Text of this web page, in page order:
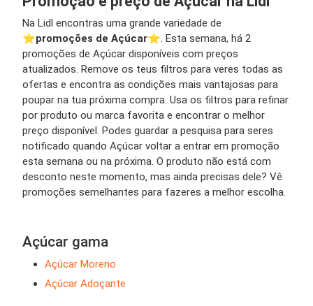
Na Lidl encontras uma grande variedade de
⭐️promoções de Açúcar⭐️. Esta semana, há 2
promoções de Açúcar disponíveis com preços
atualizados. Remove os teus filtros para veres todas as
ofertas e encontra as condições mais vantajosas para
poupar na tua próxima compra. Usa os filtros para refinar
por produto ou marca favorita e encontrar o melhor
preço disponível. Podes guardar a pesquisa para seres
notificado quando Açúcar voltar a entrar em promoção
esta semana ou na próxima. O produto não está com
desconto neste momento, mas ainda precisas dele? Vê
promoções semelhantes para fazeres a melhor escolha.
Açúcar gama
Açúcar Moreno
Açúcar Adoçante